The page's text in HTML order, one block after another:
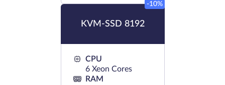
KVM-SSD 8192
-10%
CPU
6 Xeon Cores
RAM